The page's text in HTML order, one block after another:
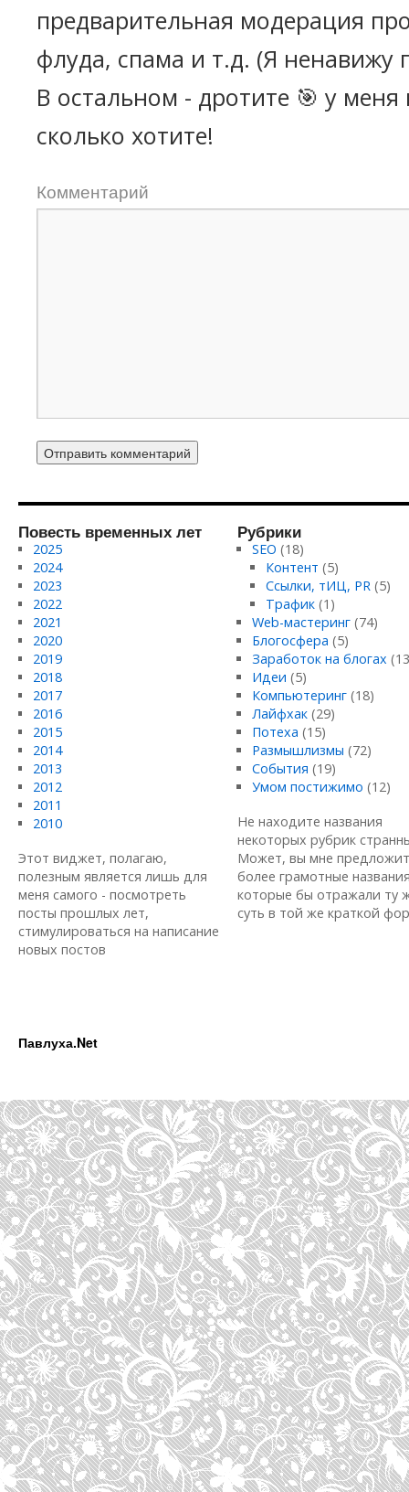
предварительная модерация
флуда, спама и т.д. (Я ненавижу
В остальном - дротите 🎯 у
сколько хотите!
Комментарий
Повесть временных лет
2025
2024
2023
2022
2021
2020
2019
2018
2017
2016
2015
2014
2013
2012
2011
2010
Этот виджет, полагаю,
полезным является лишь для
меня самого - посмотреть
посты прошлых лет,
стимулироваться на написание
новых постов
Рубрики
SEO (18)
Контент (5)
Ссылки, тИЦ, PR (5)
Трафик (1)
Web-мастеринг(74)
Блогосфера (5)
Заработок на блогах
Идеи (5)
Компьютеринг(18)
Лайфхак(29)
Потеха (15)
Размышлизмы (72)
События (19)
Умом постижимо (12)
Не находите названия
некоторых рубрик
Может, вы мне
более грамотные
которые бы отражали ту
суть в той же краткой
Павлуха.Net